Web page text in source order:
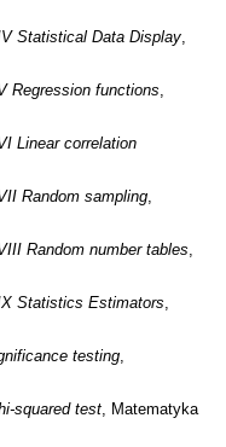
Statistical Data Display,
Regression functions,
Linear correlation
Random sampling,
Random number tables,
Statistics Estimators,
testing,
squared test, Matematyka